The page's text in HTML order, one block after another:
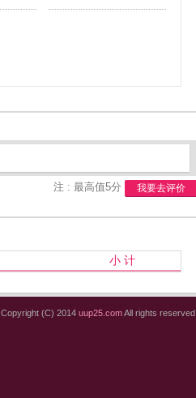
注 : 最高值5分 我要去评价
小 计
Copyright (C) 2014 uup25.comAll rights reserved.